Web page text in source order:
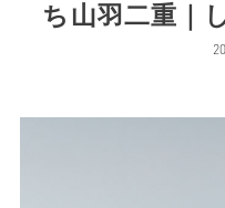
ち山羽二重｜